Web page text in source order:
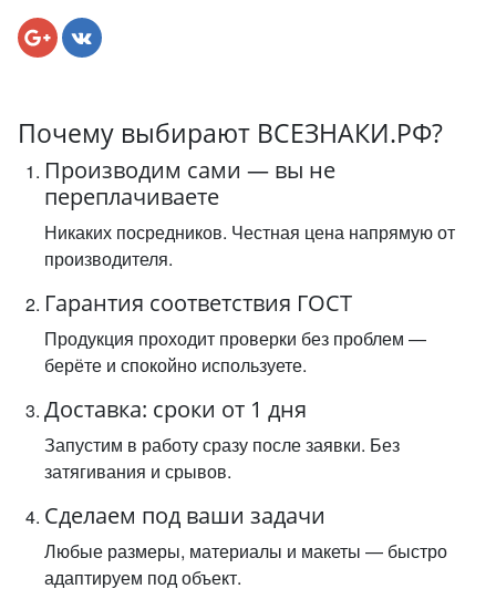
Почему выбирают ВСЕЗНАКИ.РФ?
Производим сами — вы не
переплачиваете
Никаких посредников. Честная цена напрямую от
производителя.
Гарантия соответствия ГОСТ
Продукция проходит проверки без проблем —
берёте и спокойно используете.
Доставка: сроки от 1 дня
Запустим в работу сразу после заявки. Без
затягивания и срывов.
Сделаем под ваши задачи
Любые размеры, материалы и макеты — быстро
адаптируем под объект.